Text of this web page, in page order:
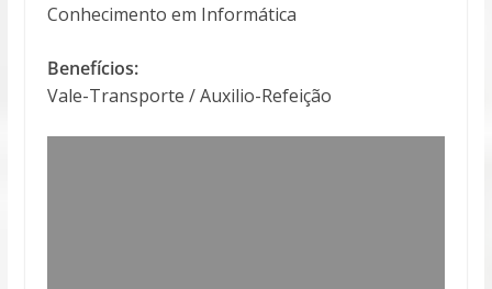
Conhecimento em Informática
Benefícios:
Vale-Transporte / Auxilio-Refeição